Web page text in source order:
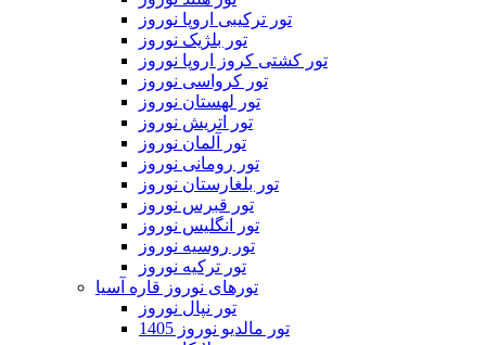
تور ترکیبی اروپا نوروز
تور بلژیک نوروز
تور کشتی کروز اروپا نوروز
تور کرواسی نوروز
تور لهستان نوروز
تور اتریش نوروز
تور آلمان نوروز
تور رومانی نوروز
تور بلغارستان نوروز
تور قبرس نوروز
تور انگلیس نوروز
تور روسیه نوروز
تور ترکیه نوروز
تورهای نوروز قاره آسیا
تور نپال نوروز
تور مالدیو نوروز 1405